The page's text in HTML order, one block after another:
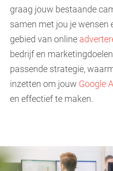
graag jouw bestaande
samen met jou je wensen
gebied van online
bedrijf en
passende strategie,
inzetten om jouw Google
en effectief te maken.